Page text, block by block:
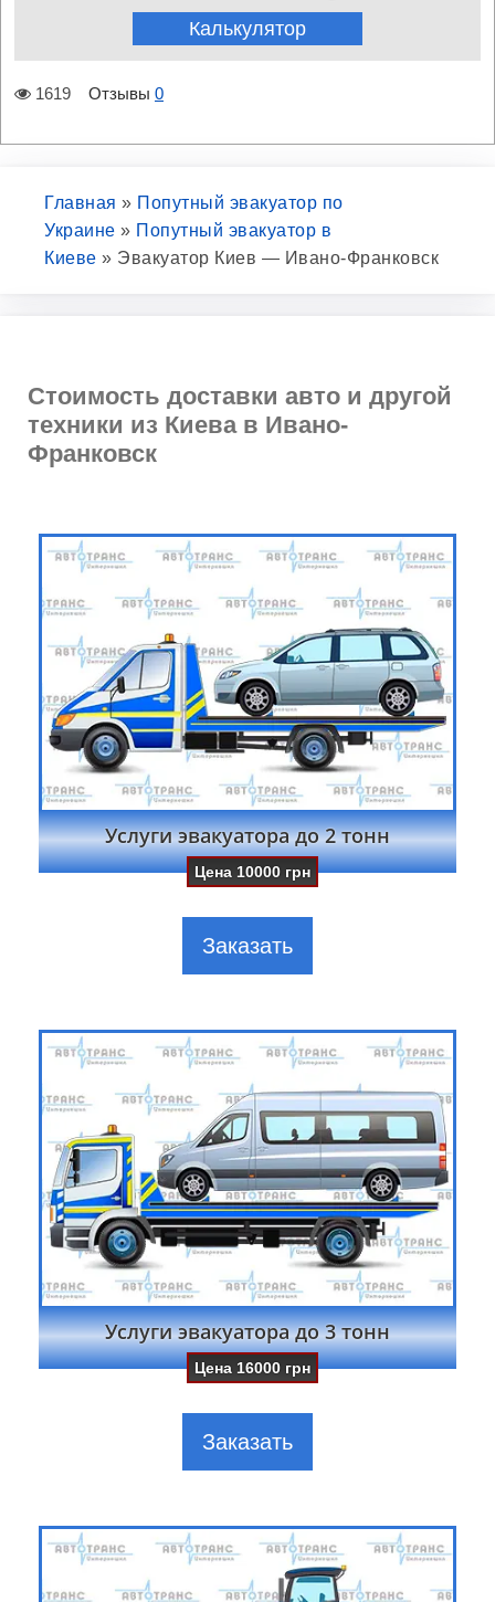
Калькулятор
1619 Отзывы 0
Главная » Попутный эвакуатор по
Украине » Попутный эвакуатор в
Киеве » Эвакуатор Киев — Ивано-Франковск
Стоимость доставки авто и другой
техники из Киева в Ивано-
Франковск
Услуги эвакуатора до 2 тонн
Цена10000 грн
Заказать
Услуги эвакуатора до 3 тонн
Цена16000 грн
Заказать